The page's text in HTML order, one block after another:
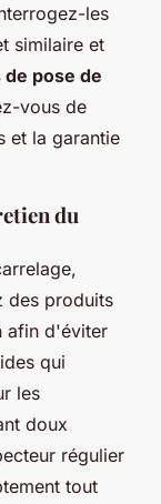
les
similaire et
pose de
vous de
et la garantie
du
des produits
afin d'éviter
qui
les
doux
régulier
tout